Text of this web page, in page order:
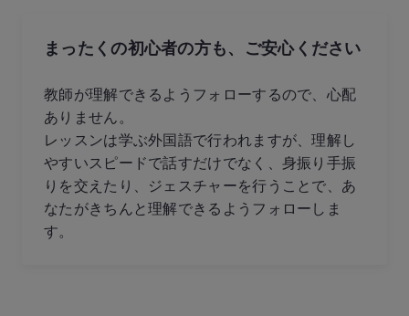
まったくの初心者の方も、 ご安心ください
教師が理解できるようフォローするので、心配
ありません。
レッスンは学ぶ外国語で行われますが、理解し
やすいスピードで話すだけでなく、身振り手振
りを交えたり、ジェスチャーを行うことで、あ
なたがきちんと理解できるようフォローしま
す。